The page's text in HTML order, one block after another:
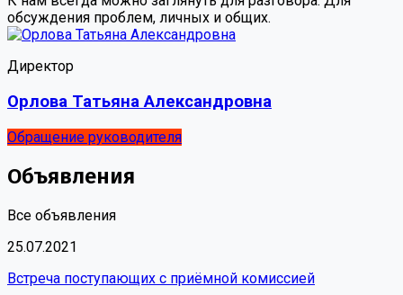
обсуждения проблем, личных и общих.
Директор
Орлова Татьяна Александровна
Обращение руководителя
Объявления
Все объявления
25.07.2021
Встреча поступающих с приёмной комиссией